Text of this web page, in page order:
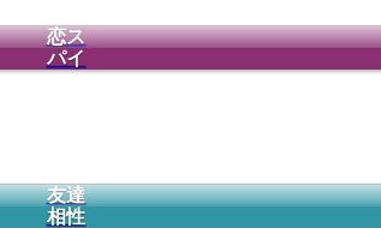
恋ス
パイ
友達
相性